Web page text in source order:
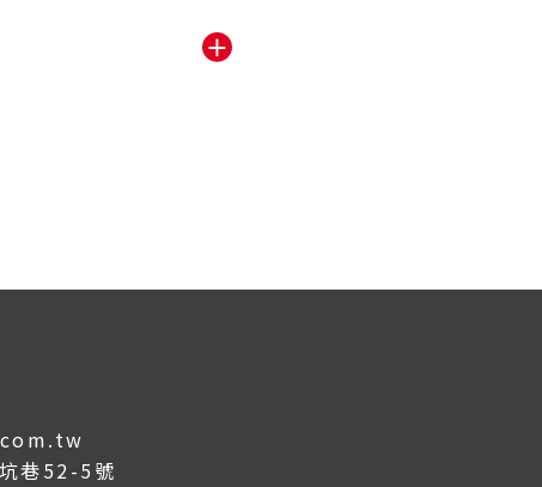
＋
巷52-5號